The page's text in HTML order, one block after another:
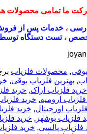
ما تمامی محصولات
، خدمات پس از
،تست دستگاه
, محصولات فلزیاب
, بهترین فلزیاب بوقی,
خرید فلزیاب اراک, خرید
ارومیه, خرید
اورجینال, خرید
فلزیاب بوشهر , خرید
فلزیاب پالسی, خرید